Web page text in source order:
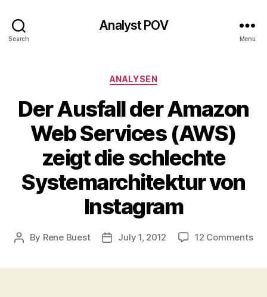
Search
Analyst POV
Menu
Categories
ANALYSEN
Der Ausfall der Amazon
Web Services (AWS)
zeigt die schlechte
Systemarchitektur von
Instagram
Post
By Rene Buest
PostJuly 1, 2012 12 Commentson